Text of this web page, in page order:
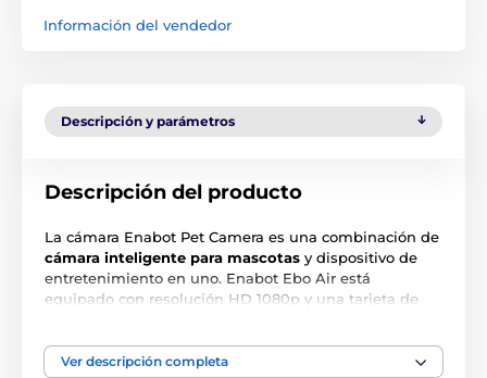
Información del vendedor
Descripción y parámetros
Descripción del producto
La cámara Enabot Pet Camera es una combinación de
cámara inteligente para mascotas y dispositivo de
entretenimiento en uno. Enabot Ebo Air está
equipado con resolución HD 1080p y una tarjeta de
muchas funciones de edición y sociales con las que
Ver descripción completa